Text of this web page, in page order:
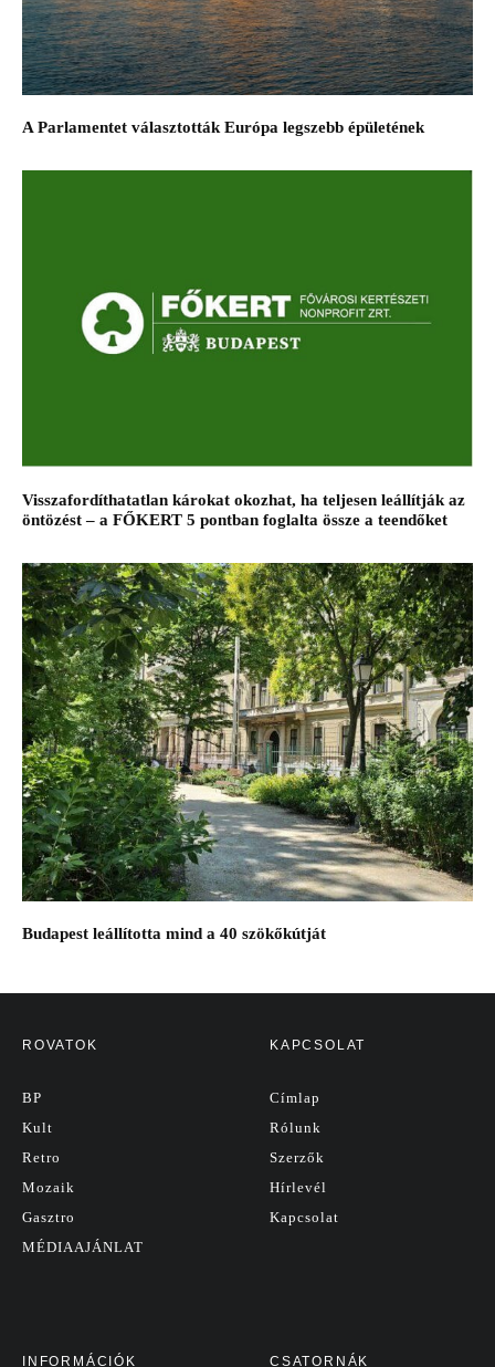
A Parlamentet választották Európa legszebb épületének
Visszafordíthatatlan károkat okozhat, ha teljesen leállítják az
öntözést – a FŐKERT 5 pontban foglalta össze a teendőket
Budapest leállította mind a 40 szökőkútját
ROVATOK
BP
Kult
Retro
Mozaik
Gasztro
MÉDIAAJÁNLAT
KAPCSOLAT
Címlap
Rólunk
Szerzők
Hírlevél
Kapcsolat
INFORMÁCIÓK CSATORNÁK